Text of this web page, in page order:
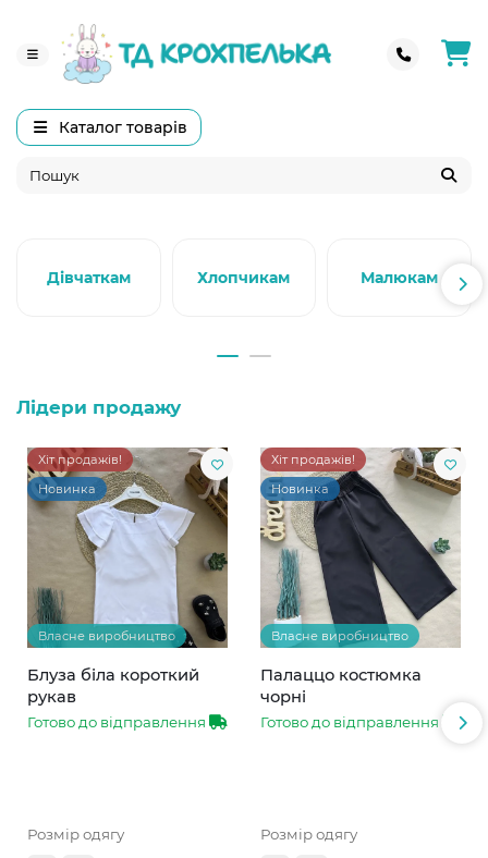
Каталог товарів
Дівчаткам Хлопчикам Малюкам
Лідери продажу
Хіт продажів!
Новинка
Власне виробництво
Блуза біла короткий
рукав
Готово до відправлення
Розмір одягу
Хіт продажів!
Новинка
Власне виробництво
Палаццо костюмка
чорні
Готово до відправлення
Розмір одягу